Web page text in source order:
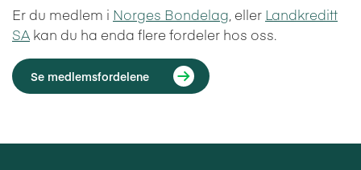
Er du medlem i Norges Bondelag , eller Landkreditt
SA kan du ha enda flere fordeler hos oss.
Se medlemsfordelene